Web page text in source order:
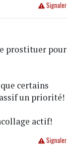
Signaler
prostituer pour
certains
un priorité!
actif!
Signaler